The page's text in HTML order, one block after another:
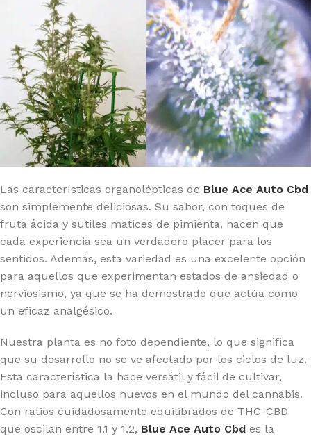
Las características organolépticas de Blue Ace Auto Cbd
son simplemente deliciosas. Su sabor, con toques de
fruta ácida y sutiles matices de pimienta, hacen que
cada experiencia sea un verdadero placer para los
sentidos. Además, esta variedad es una excelente opción
para aquellos que experimentan estados de ansiedad o
nerviosismo, ya que se ha demostrado que actúa como
un eficaz analgésico.
Nuestra planta es no foto dependiente, lo que significa
que su desarrollo no se ve afectado por los ciclos de luz.
Esta característica la hace versátil y fácil de cultivar,
incluso para aquellos nuevos en el mundo del cannabis.
Con ratios cuidadosamente equilibrados de THC-CBD
que oscilan entre 1.1 y 1.2, Blue Ace Auto Cbd es la